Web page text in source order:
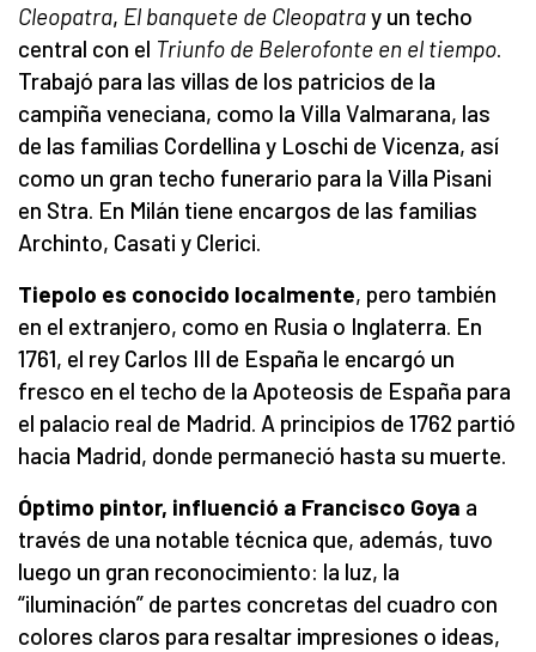
Cleopatra, El banquete de Cleopatray un techo
central con el Triunfo de Belerofonte en el tiempo
Trabajó para las villas de los patricios de la
campiña veneciana, como la Villa Valmarana, las
de las familias Cordellina y Loschi de Vicenza, así
como un gran techo funerario para la Villa Pisani
en Stra. En Milán tiene encargos de las familias
Archinto, Casati y Clerici.
Tiepolo es conocido localmente, pero también
en el extranjero, como en Rusia o Inglaterra. En
1761, el rey Carlos III de España le encargó un
fresco en el techo de la Apoteosis de España para
el palacio real de Madrid. A principios de 1762 partió
hacia Madrid, donde permaneció hasta su muerte.
Óptimo pintor, influenció a Francisco Goya a
través de una notable técnica que, además, tuvo
luego un gran reconocimiento: la luz, la
“iluminación” de partes concretas del cuadro con
colores claros para resaltar impresiones o ideas,